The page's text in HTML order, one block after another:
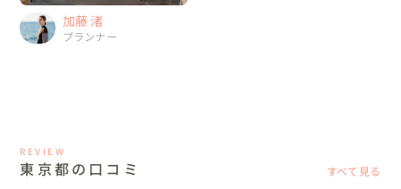
加藤 渚
プランナー
REVIEW
東京都の口コミ すべて見る